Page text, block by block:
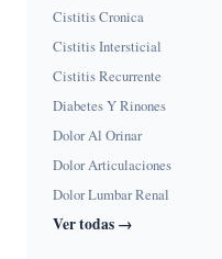
Cistitis Cronica
Cistitis Intersticial
Cistitis Recurrente
Diabetes Y Rinones
Dolor Al Orinar
Dolor Articulaciones
Dolor Lumbar Renal
Ver todas →